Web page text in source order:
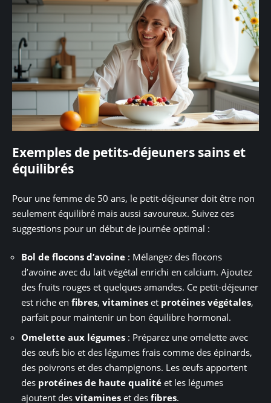
Exemples de petits-déjeuners sains et
équilibrés
Pour une femme de 50 ans, le petit-déjeuner doit être non
seulement équilibré mais aussi savoureux. Suivez ces
suggestions pour un début de journée optimal :
Bol de flocons d’avoine : Mélangez des flocons
d’avoine avec du lait végétal enrichi en calcium. Ajoutez
des fruits rouges et quelques amandes. Ce petit-déjeuner
est riche en fibres, vitamines et protéines végétales,
parfait pour maintenir un bon équilibre hormonal.
Omelette aux légumes : Préparez une omelette avec
des œufs bio et des légumes frais comme des épinards,
des poivrons et des champignons. Les œufs apportent
des protéines de haute qualité et les légumes
ajoutent des vitamines et des fibres.